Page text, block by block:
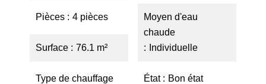
Pièces 4 pièces
Surface 76.1 m²
Type de chauffage
Moyen d'eau
chaude
Individuelle
État Bon état